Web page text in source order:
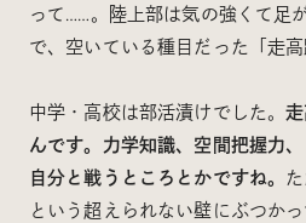
って……。陸上部は気の強くて足
で、空いている種目だった「走
中学・高校は部活漬けでした。
んです。力学知識、空間把握力
自分と戦うところとかですね。
という超えられない壁にぶつか